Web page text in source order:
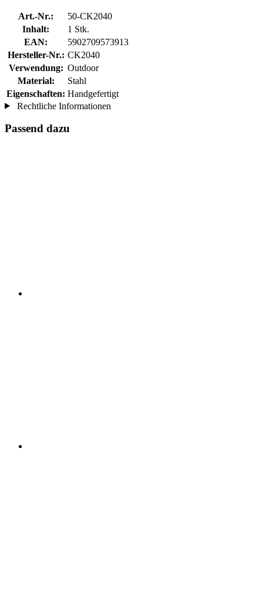
Art.-Nr.:
50-CK2040
Inhalt:
1 Stk.
EAN:
5902709573913
Hersteller-Nr.: CK2040
Verwendung: Outdoor
Material:
Stahl
Eigenschaften: Handgefertigt
Rechtliche Informationen
Passend dazu